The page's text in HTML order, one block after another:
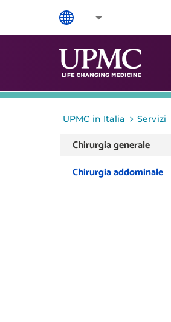
UPMC in Italia > Servizi
Chirurgia generale
Chirurgia addominale